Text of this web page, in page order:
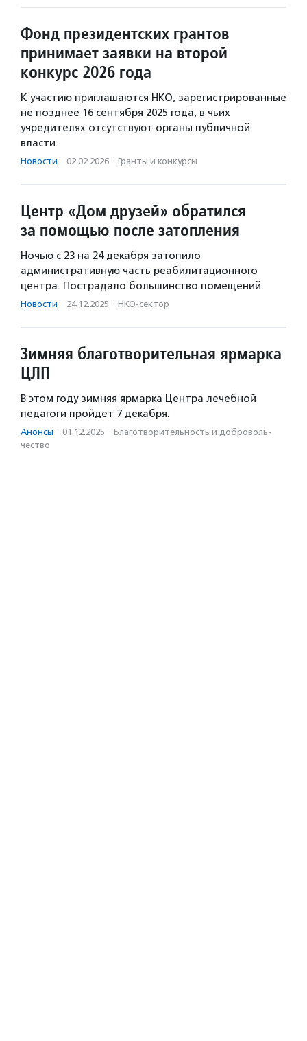
Фонд президентских грантов
принимает заявки на второй
конкурс 2026 года
К участию приглашаются НКО, зарегистрированные
не позднее 16 сентября 2025 года, в чьих
учредителях отсутствуют органы публичной
власти.
Новости · 02.02.2026 · Гранты и конкурсы
Центр «Дом друзей» обратился
за помощью после затопления
Ночью с 23 на 24 декабря затопило
административную часть реабилитационного
центра. Пострадало большинство помещений.
Новости · 24.12.2025 · НКО-сектор
Зимняя благотворительная ярмарка
ЦЛП
В этом году зимняя ярмарка Центра лечебной
педагоги пройдет 7 декабря.
Анонсы · 01.12.2025 · Благотвори­тель­ность и доброволь­
чест­во